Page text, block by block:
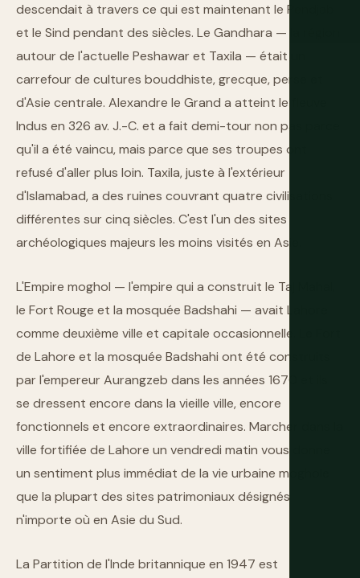
descendait à travers ce qui est maintenant le Pendjab
et le Sind pendant des siècles. Le Gandhara — la région
autour de l'actuelle Peshawar et Taxila — était un
carrefour de cultures bouddhiste, grecque, perse et
d'Asie centrale. Alexandre le Grand a atteint le fleuve
Indus en 326 av. J.-C. et a fait demi-tour non pas parce
qu'il a été vaincu, mais parce que ses troupes ont
refusé d'aller plus loin. Taxila, juste à l'extérieur
d'Islamabad, a des ruines couvrant quatre civilisations
différentes sur cinq siècles. C'est l'un des sites
archéologiques majeurs les moins visités en Asie.
L'Empire moghol — l'empire qui a construit le Taj Mahal,
le Fort Rouge et la mosquée Badshahi — avait Lahore
comme deuxième ville et capitale occasionnelle. Le Fort
de Lahore et la mosquée Badshahi ont été construits
par l'empereur Aurangzeb dans les années 1670 et ils
se dressent encore dans la vieille ville, encore
fonctionnels et encore extraordinaires. Marcher dans la
ville fortifiée de Lahore un vendredi matin vous donne
un sentiment plus immédiat de la vie urbaine moghole
que la plupart des sites patrimoniaux désignés
n'importe où en Asie du Sud.
La Partition de l'Inde britannique en 1947 est